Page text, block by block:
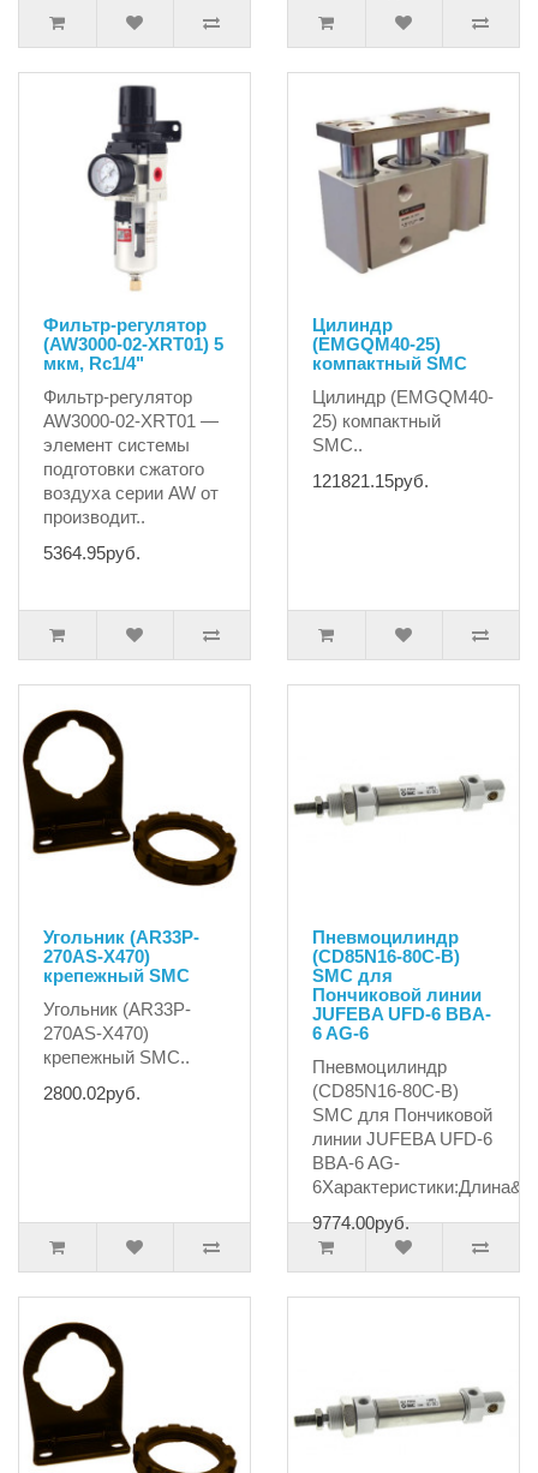
Фильтр-регулятор
(AW3000-02-XRT01) 5
мкм, Rc1/4"
Фильтр-регулятор
AW3000-02-XRT01 —
элемент системы
подготовки сжатого
воздуха серии AW от
производит..
5364.95руб.
Цилиндр
(EMGQM40-25)
компактный SMC
Цилиндр (EMGQM40-
25) компактный
SMC..
121821.15руб.
Угольник (AR33P-
270AS-X470)
крепежный SMC
Угольник (AR33P-
270AS-X470)
крепежный SMC..
2800.02руб.
Пневмоцилиндр
(CD85N16-80C-B)
SMC для
Пончиковой линии
JUFEBA UFD-6 BBA-
6 AG-6
Пневмоцилиндр
(CD85N16-80C-B)
SMC для Пончиковой
линии JUFEBA UFD-6
BBA-6 AG-
9774.00руб.